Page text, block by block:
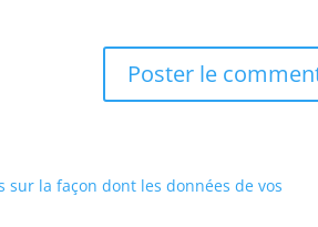
sur la façon dont les données de vos